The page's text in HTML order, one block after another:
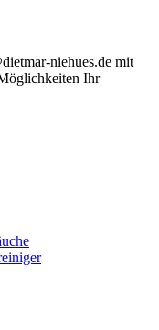
niehues.de mit
Ihr